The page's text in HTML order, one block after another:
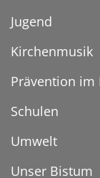
Jugend
Kirchenmusik
Prävention im
Schulen
Umwelt
Unser Bistum